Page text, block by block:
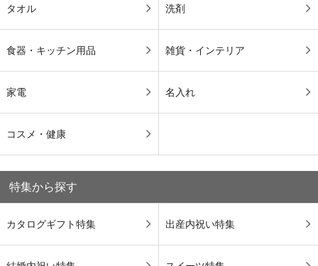
タオル 洗剤
食器・キッチン用品 雑貨・インテリア
家電 名入れ
コスメ・健康
特集から探す
カタログギフト特集 出産内祝い特集